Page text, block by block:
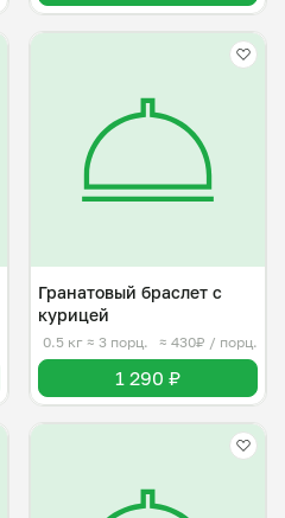
Гранатовый браслет с
курицей
0.5 кг ≈ 3 порц. ≈ 430₽ / порц.
1 290 ₽